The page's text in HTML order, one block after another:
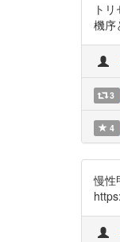
ト
機序
3
4
慢性